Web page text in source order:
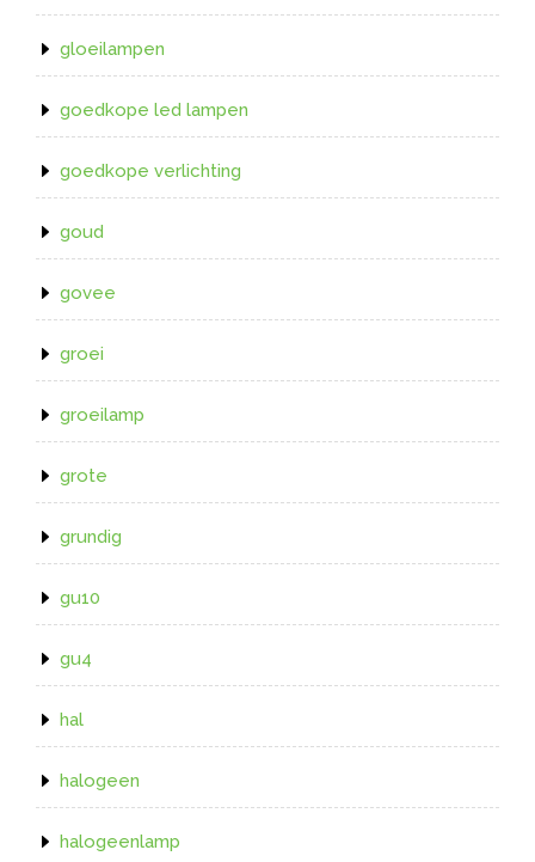
gloeilampen
goedkope led lampen
goedkope verlichting
goud
govee
groei
groeilamp
grote
grundig
gu10
gu4
hal
halogeen
halogeenlamp